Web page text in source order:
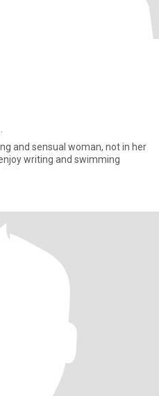
and sensual woman, not in her
writing and swimming